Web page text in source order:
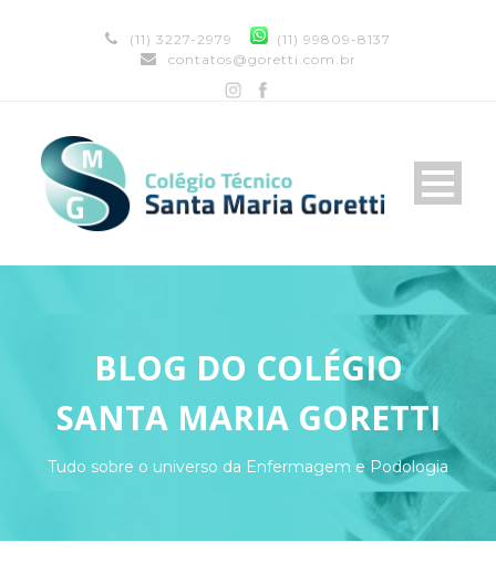
(11) 3227-2979
(11) 99809-8137
contatos@goretti.com.br
BLOG DO COLÉGIO
SANTA MARIA GORETTI
Tudo sobre o universo da Enfermagem e Podologia